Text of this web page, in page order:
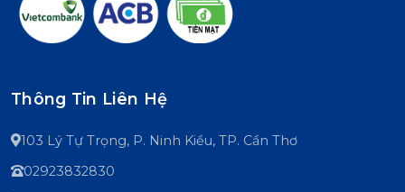
Thông Tin Liên Hệ
103 Lý Tự Trọng, P. Ninh Kiều, TP. Cần Thơ
02923832830